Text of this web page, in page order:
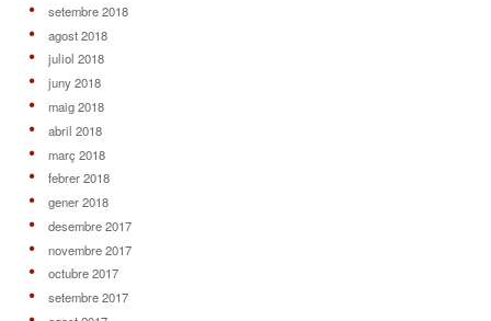
setembre 2018
agost 2018
juliol 2018
juny 2018
maig 2018
abril 2018
març 2018
febrer 2018
gener 2018
desembre 2017
novembre 2017
octubre 2017
setembre 2017